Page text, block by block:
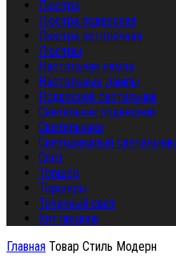
Люстра
Люстра подвесная
Люстра потолочная
Люстры
Настольная лампа
Настольные лампы
Подвесной светильник
Светильник подвесной
Светильники
Светодиодный светильник
Спот
Торшер
Торшеры
Точечный свет
Хит продаж
Главная Товар Стиль Модерн